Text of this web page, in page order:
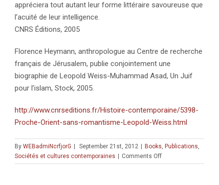
appréciera tout autant leur forme littéraire savoureuse que
l’acuité de leur intelligence.
CNRS Éditions, 2005
Florence Heymann, anthropologue au Centre de recherche
français de Jérusalem, publie conjointement une
biographie de Leopold Weiss-Muhammad Asad, Un Juif
pour l’islam, Stock, 2005.
http://www.cnrseditions.fr/Histoire-contemporaine/5398-
Proche-Orient-sans-romantisme-Leopold-Weiss.html
By WEBadmiNcrfjorG September 21st, 2012 Books, Publications,
Sociétés et cultures contemporaines
Comments Offon
Un